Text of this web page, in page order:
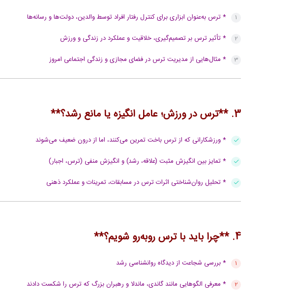
* ترس به‌عنوان ابزاری برای کنترل رفتار افراد توسط والدین، دولت‌ها و رسانه‌ها
* تأثیر ترس بر تصمیم‌گیری، خلاقیت و عملکرد در زندگی و ورزش
* مثال‌هایی از مدیریت ترس در فضای مجازی و زندگی اجتماعی امروز
3. **ترس در ورزش؛ عامل انگیزه یا مانع رشد؟**
* ورزشکارانی که از ترس باخت تمرین می‌کنند، اما از درون ضعیف می‌شوند
* تمایز بین انگیزش مثبت (علاقه، رشد) و انگیزش منفی (ترس، اجبار)
* تحلیل روان‌شناختی اثرات ترس در مسابقات، تمرینات و عملکرد ذهنی
4. **چرا باید با ترس روبه‌رو شویم؟**
* بررسی شجاعت از دیدگاه روانشناسی رشد
* معرفی الگوهایی مانند گاندی، ماندلا و رهبران بزرگ که ترس را شکست دادند